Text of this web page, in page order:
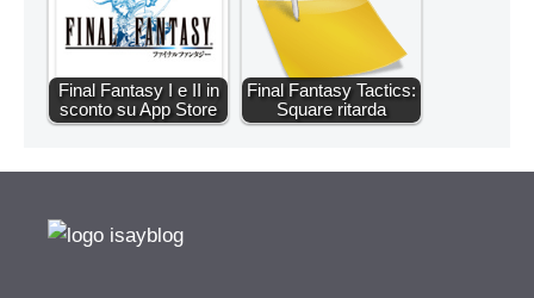
Final Fantasy I e II in
sconto su App Store
Final Fantasy Tactics:
Square ritarda